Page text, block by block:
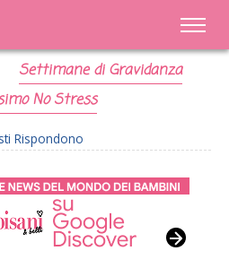
Settimane di Gravidanza
No Stress
Rispondono